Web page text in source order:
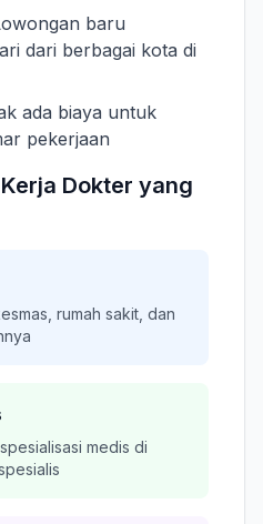
baru
dari berbagai kota di
ada biaya untuk
pekerjaan
Dokter yang
rumah sakit, dan
medis di